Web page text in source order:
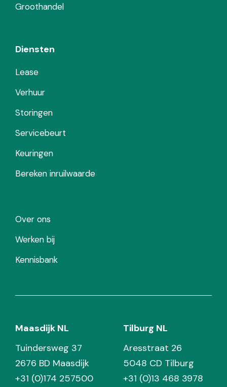
Groothandel
Diensten
Lease
Verhuur
Storingen
Servicebeurt
Keuringen
Bereken inruilwaarde
Over ons
Werken bij
Kennisbank
Maasdijk NL
Tuindersweg 37
2676 BD Maasdijk
+31 (0)174 257500
Tilburg NL
Aresstraat 26
5048 CD Tilburg
+31 (0)13 468 3978